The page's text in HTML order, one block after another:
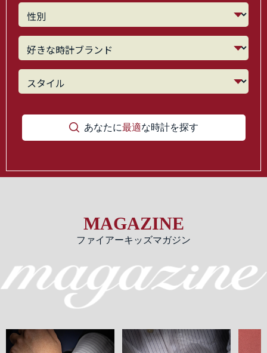
あなたに最適な時計を探す
MAGAZINE
ファイアーキッズマガジン